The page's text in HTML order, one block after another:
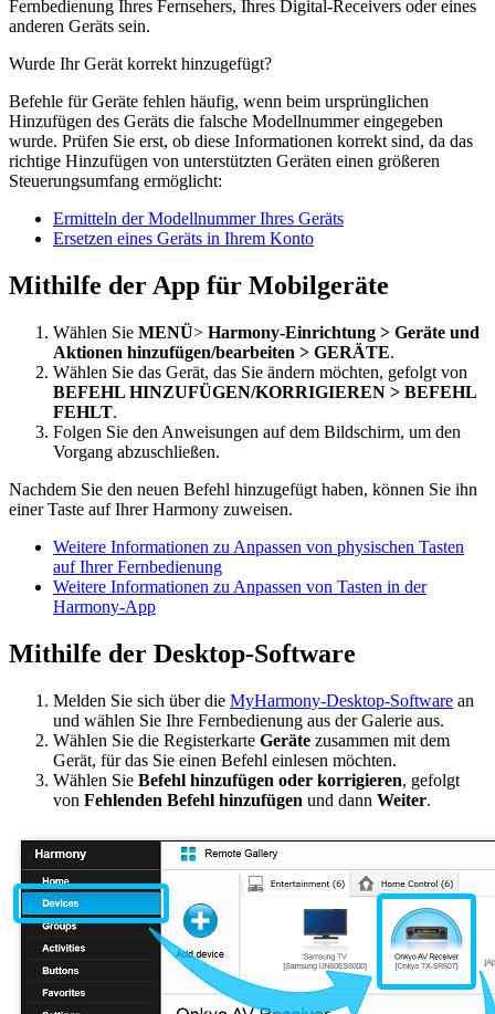
Fernbedienung Ihres Fernsehers, Ihres Digital-Receivers oder eines
anderen Geräts sein.
Wurde Ihr Gerät korrekt hinzugefügt?
Befehle für Geräte fehlen häufig, wenn beim ursprünglichen
Hinzufügen des Geräts die falsche Modellnummer eingegeben
wurde. Prüfen Sie erst, ob diese Informationen korrekt sind, da das
richtige Hinzufügen von unterstützten Geräten einen größeren
Steuerungsumfang ermöglicht:
Ermitteln der Modellnummer Ihres Geräts
Ersetzen eines Geräts in Ihrem Konto
Mithilfe der App für Mobilgeräte
Wählen Sie MENÜ> Harmony-Einrichtung > Geräte und
Aktionen hinzufügen/bearbeiten > GERÄTE.
Wählen Sie das Gerät, das Sie ändern möchten, gefolgt von
BEFEHL HINZUFÜGEN/KORRIGIEREN > BEFEHL
FEHLT.
Folgen Sie den Anweisungen auf dem Bildschirm, um den
Vorgang abzuschließen.
Nachdem Sie den neuen Befehl hinzugefügt haben, können Sie ihn
einer Taste auf Ihrer Harmony zuweisen.
Weitere Informationen zu Anpassen von physischen Tasten
auf Ihrer Fernbedienung
Weitere Informationen zu Anpassen von Tasten in der
Harmony-App
Mithilfe der Desktop-Software
Melden Sie sich über die MyHarmony-Desktop-Software an
und wählen Sie Ihre Fernbedienung aus der Galerie aus.
Wählen Sie die Registerkarte Geräte zusammen mit dem
Gerät, für das Sie einen Befehl einlesen möchten.
Wählen Sie Befehl hinzufügen oder korrigieren, gefolgt
von Fehlenden Befehl hinzufügen und dann Weiter.